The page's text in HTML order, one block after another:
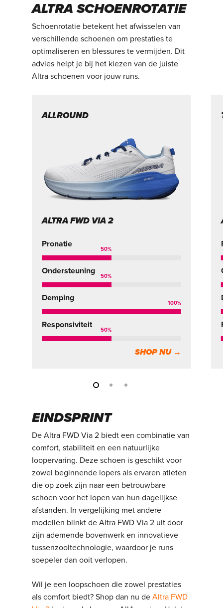
ALTRA SCHOENROTATIE
Schoenrotatie betekent het afwisselen van
verschillende schoenen om prestaties te
optimaliseren en blessures te vermijden. Dit
advies helpt je bij het kiezen van de juiste
Altra schoenen voor jouw runs.
ALLROUND
ALTRA FWD VIA 2
Pronatie
50%
Ondersteuning
50%
Demping
100%
Responsiviteit
50%
SHOP NU →
EINDSPRINT
De Altra FWD Via 2 biedt een combinatie van
comfort, stabiliteit en een natuurlijke
loopervaring. Deze schoen is geschikt voor
zowel beginnende lopers als ervaren atleten
die op zoek zijn naar een betrouwbare
schoen voor het lopen van hun dagelijkse
afstanden. In vergelijking met andere
modellen blinkt de Altra FWD Via 2 uit door
zijn ademende bovenwerk en innovatieve
tussenzooltechnologie, waardoor je runs
soepeler dan ooit verlopen.
Wil je een loopschoen die zowel prestaties
als comfort biedt? Shop dan nu deAltra FWD